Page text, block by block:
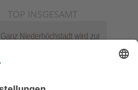
TOP INSGESAMT
Ganz Niederhöchstadt wird zur
Jugendchor Hochtaunus
Programm „Changes“